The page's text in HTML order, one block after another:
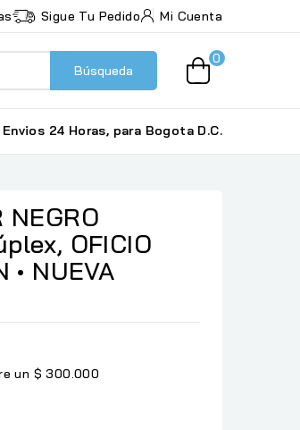
Sigue Tu Pedido Mi Cuenta
Búsqueda
0
Envios 24 Horas, para Bogota D.C.
NEGRO
OFICIO
• NUEVA
un $ 300.000